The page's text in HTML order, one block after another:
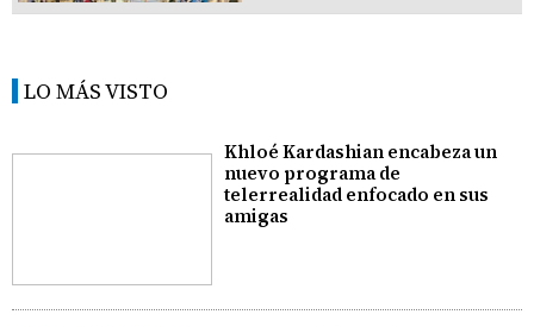
LO MÁS VISTO
Khloé Kardashian encabeza un
nuevo programa de
telerrealidad enfocado en sus
amigas